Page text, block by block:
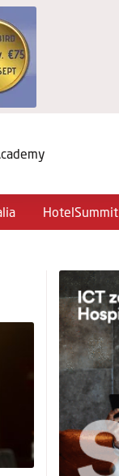
HotelSummit